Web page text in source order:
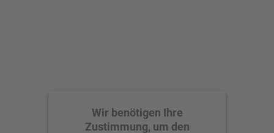
Wir benötigen Ihre
Zustimmung, um den